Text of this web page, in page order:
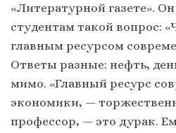
«Литературной газете».
студентам такой вопрос:
главным ресурсом
Ответы разные: нефть,
мимо. «Главный ресурс
экономики, —
профессор, — это дурак.